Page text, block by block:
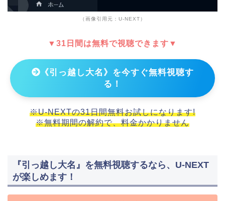
（画像引用元：U-NEXT）
▼31日間は無料で視聴できます▼
《引っ越し大名》を今すぐ無料視聴す
る！
※U-NEXTの31日間無料お試しになります!
※無料期間の解約で、料金かかりません
『引っ越し大名』を無料視聴するなら、U-NEXT
が楽しめます！